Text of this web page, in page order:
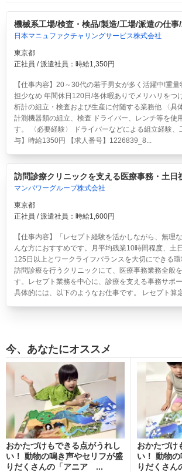
機械系工場/検査・検品/製造/工場/派遣の仕事
日本マニュファクチャリングサービス株式会社
東京都
正社員 / 派遣社員：時給1,350円
【仕事内容】20～30代の若手男女が多く活躍中!重
担少なめ 年間休日120日/各休暇ありでメリハリをつ
析計の組立・検査および生産に付随する業務他 〈具
計測機器類の組立、検査 ドライバー、レンチ等を使
す。 〈必要経験〉 ドライバーなどによる組立経験、
与】時給1350円 【求人番号】1226839_8...
訪問診療クリニックを支える医療事務・土日
マンパワーグループ株式会社
東京都
正社員 / 派遣社員：時給1,600円
【仕事内容】「レセプト経験を活かしながら、無理
んな方におすすめです。月平均残業10時間程度、土
125日以上とワークライフバランスを大切にできる
訪問診療を行うクリニックにて、医療事務業務全般
す。レセプト業務を中心に、診療を支える事務サポー
具体的には、以下のようなお仕事です。 レセプト算
今、あなたにオススメ
おかたづけもできる点がうれし
い！ 動物の鳴き声やセリフが盛
りだくさんの「アニア ...
おかたづけ
い！ 動物
りだくさ